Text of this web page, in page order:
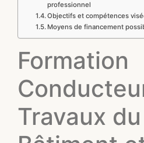
professionnel
Objectifs et compétences
Moyens de financement
Formation
Travaux du